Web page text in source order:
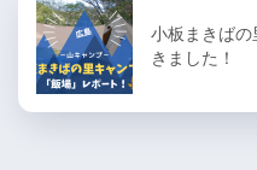
小板まきばの
きました！